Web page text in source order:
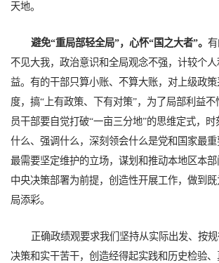
天地。
避免“重局部轻全局”，心怀“国之大者”。 有
不见大我，政治意识和全局观念不强，计较个人
益。有的干部只算小账、不算大账，对上级政
度，搞“上有政策、下有对策”，为了局部利益
员干部要自觉打破“一亩三分地”的思维定式，
什么、强调什么，深刻领会什么是党和国家最
最需要坚定维护的立场，谋划和推动本地区本
中央决策部署为前提，创造性开展工作，做到
局添彩。
正确政绩观要求我们坚持从实际出发、按
决策和实干苦干，创造经得起实践和历史检验